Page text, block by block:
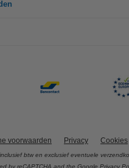
voorwaarden Privacy Cookies
btw en exclusief eventuele
by reCAPTCHA and the Google Privacy